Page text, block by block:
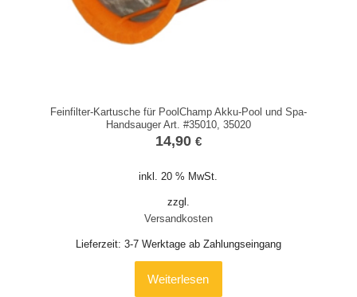
Feinfilter-Kartusche für PoolChamp Akku-Pool und Spa-
Handsauger Art. #35010, 35020
14,90 €
inkl. 20 % MwSt.
zzgl.
Versandkosten
Lieferzeit: 3-7 Werktage ab Zahlungseingang
Weiterlesen